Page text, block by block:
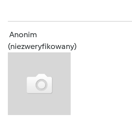
Anonim
(niezweryfikowany)